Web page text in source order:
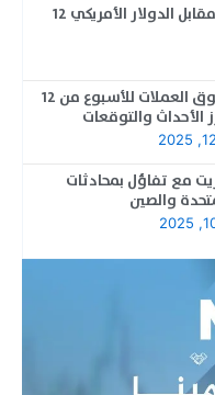
التحليل الفني للذهب مقابل الدولار الأمريكي 12
الأخبار الاقتصادية لسوق العملات للأسبوع من 12
مع تفاؤل بمحادثات
والصين